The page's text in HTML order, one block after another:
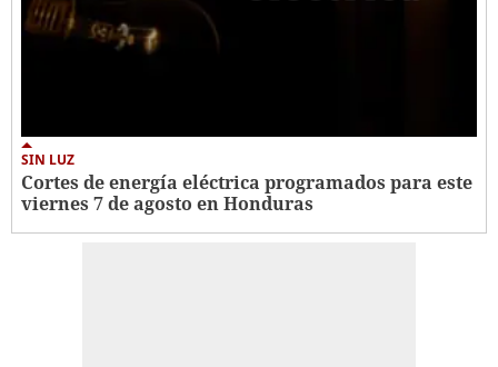
SIN LUZ
Cortes de energía eléctrica programados para este
viernes 7 de agosto en Honduras